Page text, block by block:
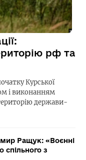
рф та
Курської
і виконанням
держави-
Ращук: «Воєнні
спільного з